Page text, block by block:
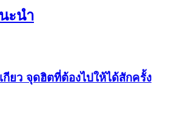
ะนำ
กียว จุดฮิตที่ต้องไปให้ได้สักครั้ง